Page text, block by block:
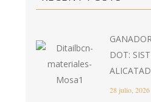
DOT:
28 julio, 2026